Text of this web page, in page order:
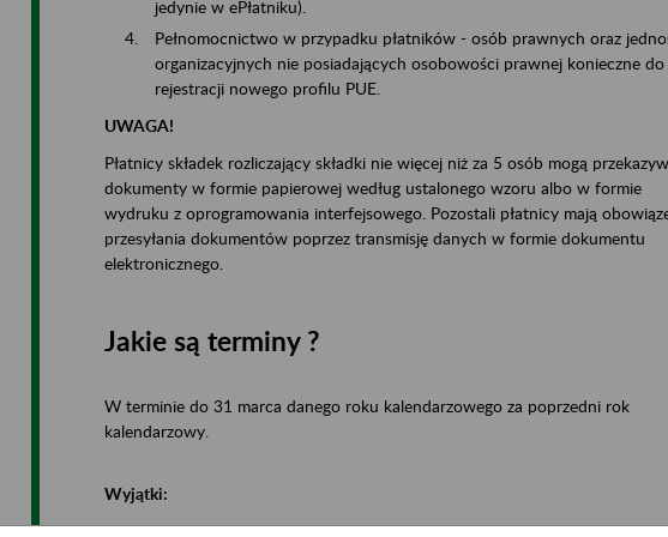
jedynie w ePłatniku).
Pełnomocnictwo w przypadku płatników - osób prawnych oraz
organizacyjnych nie posiadających osobowości prawnej konieczne do
rejestracji nowego profilu PUE.
UWAGA!
Płatnicy składek rozliczający składki nie więcej niż za 5 osób mogą
dokumenty w formie papierowej według ustalonego wzoru albo w formie
wydruku z oprogramowania interfejsowego. Pozostali płatnicy mają
przesyłania dokumentów poprzez transmisję danych w formie dokumentu
elektronicznego.
Jakie są terminy ?
W terminie do 31 marca danego roku kalendarzowego za poprzedni rok
kalendarzowy.
Wyjątki: